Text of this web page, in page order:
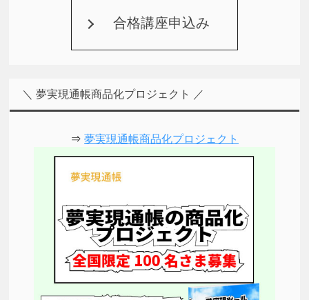
合格講座申込み
＼ 夢実現通帳商品化プロジェクト ／
⇒ 夢実現通帳商品化プロジェクト